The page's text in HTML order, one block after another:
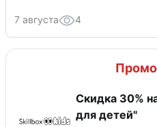
7 августа 4
Скидка 30%
для детей"